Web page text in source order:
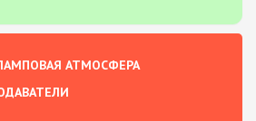
АТМОСФЕРА